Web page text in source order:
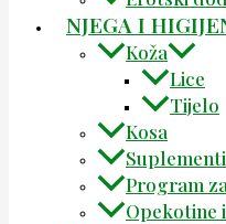
NJEGA I
Koža
Lice
Tijelo
Kosa
Suplementi
Program
Opekotine